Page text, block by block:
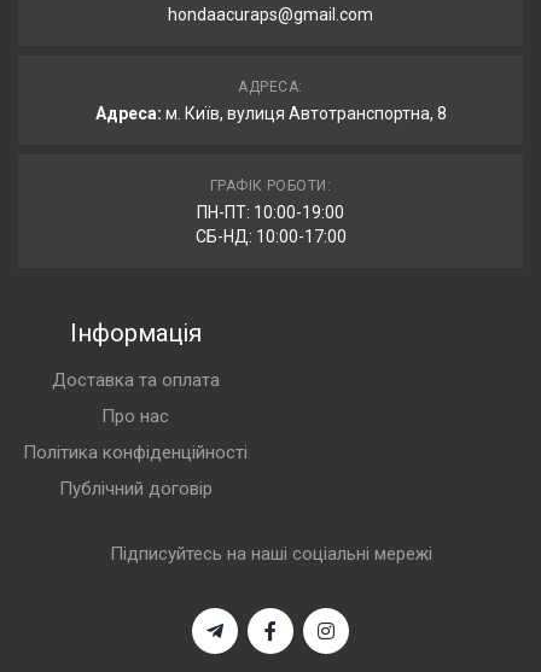
hondaacuraps@gmail.com
АДРЕСА:
Адреса: м. Київ, вулиця Автотранспортна, 8
ГРАФІК РОБОТИ:
ПН-ПТ: 10:00-19:00
СБ-НД: 10:00-17:00
Інформація
Доставка та оплата
Про нас
Політика конфіденційності
Публічний договір
Підписуйтесь на наші соціальні мережі